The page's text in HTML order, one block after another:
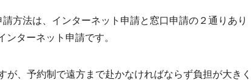
方法は、 インターネット申請と窓口申請の２通り あり
ターネット申請です。
、予約制で遠方まで赴かなければならず負担が大きく